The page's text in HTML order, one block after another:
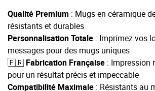
Qualité Premium : Mugs en céramique
résistants et durables
Personnalisation Totale : Imprimez vos
messages pour des mugs uniques
🇫🇷 Fabrication Française : Impression
pour un résultat précis et impeccable
Compatibilité Maximale : Résistants au